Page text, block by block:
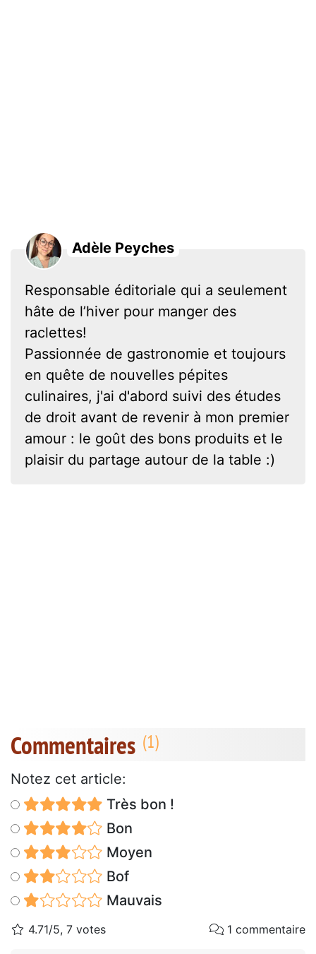
Adèle Peyches
Responsable éditoriale qui a seulement
hâte de l’hiver pour manger des
raclettes!
Passionnée de gastronomie et toujours
en quête de nouvelles pépites
culinaires, j'ai d'abord suivi des études
de droit avant de revenir à mon premier
amour : le goût des bons produits et le
plaisir du partage autour de la table :)
Commentaires
Notez cet article:
Très bon !
Bon
Moyen
Bof
Mauvais
4.71/5, 7 votes 1 commentaire